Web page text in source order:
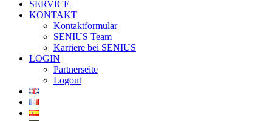
SERVICE
KONTAKT
Kontaktformular
SENIUS Team
Karriere bei SENIUS
LOGIN
Partnerseite
Logout